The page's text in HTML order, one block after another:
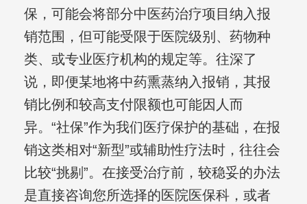
保，可能会将部分中医药治疗项目纳入报
销范围，但可能受限于医院级别、药物种
类、或专业医疗机构的规定等。往深了
说，即便某地将中药熏蒸纳入报销，其报
销比例和较高支付限额也可能因人而
异。“社保”作为我们医疗保护的基础，在报
销这类相对“新型”或辅助性疗法时，往往会
比较“挑剔”。在接受治疗前，较稳妥的办法
是直接咨询您所选择的医院医保科，或者